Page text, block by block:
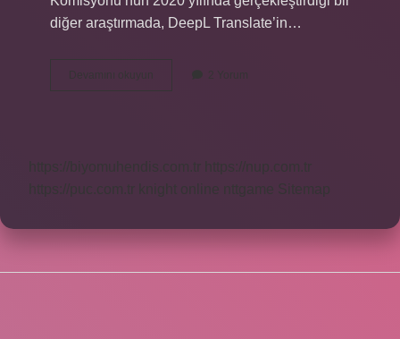
diğer araştırmada, DeepL Translate’in…
https://nup.com.tr
knight online nttgame Sitemap